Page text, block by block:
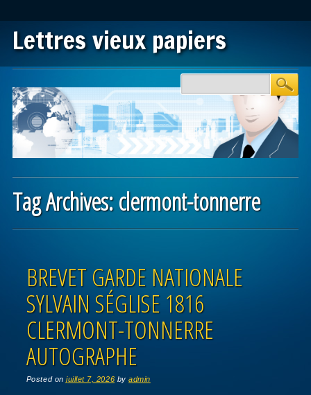
Lettres vieux papiers
Main menu
Tag Archives:clermont-tonnerre
BREVET GARDE NATIONALE
SYLVAIN SÉGLISE 1816
CLERMONT-TONNERRE
AUTOGRAPHE
Posted onjuillet 7, 2026 byadmin